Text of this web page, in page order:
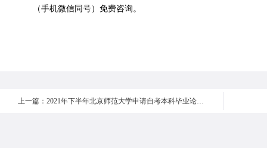
（手机微信同号）免费咨询。
上一篇：2021年下半年北京师范大学申请自考本科毕业论文报到说明及注意事项